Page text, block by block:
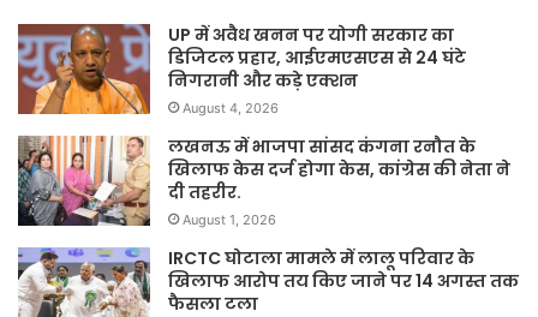
UP में अवैध खनन पर योगी सरकार का
डिजिटल प्रहार, आईएमएसएस से 24 घंटे
निगरानी और कड़े एक्शन
August 4, 2026
लखनऊ में भाजपा सांसद कंगना रनौत के
खिलाफ केस दर्ज होगा केस, कांग्रेस की नेता ने
दी तहरीर.
August 1, 2026
IRCTC घोटाला मामले में लालू परिवार के
खिलाफ आरोप तय किए जाने पर 14 अगस्त तक
फैसला टला